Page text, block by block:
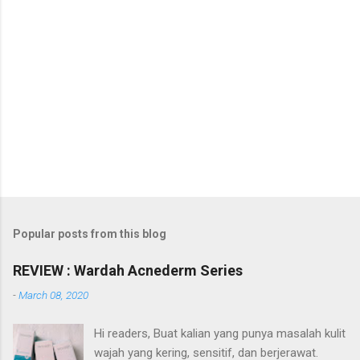
Popular posts from this blog
REVIEW : Wardah Acnederm Series
-March 08, 2020
Hi readers, Buat kalian yang punya masalah kulit
wajah yang kering, sensitif, dan berjerawat.